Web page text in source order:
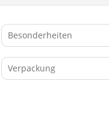
Besonderheiten
Verpackung